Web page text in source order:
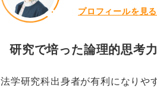
プロフィールを見る
研究で培った論理的思考
法学研究科出身者が有利になりや